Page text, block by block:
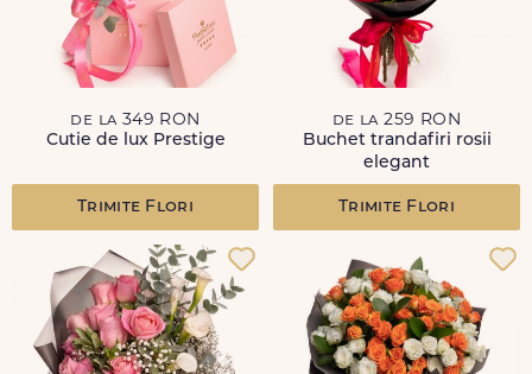
de la 349 RON
Cutie de lux Prestige
Trimite Flori
de la 259 RON
Buchet trandafiri rosii
elegant
Trimite Flori